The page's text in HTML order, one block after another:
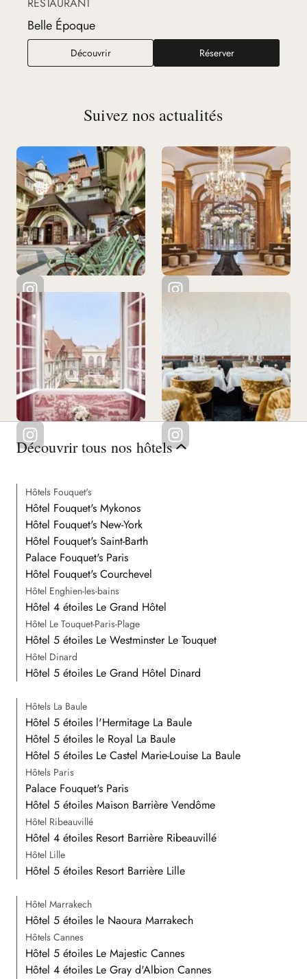
RESTAURANT
Belle Époque
DécouvrirBelle Époque Réserver
Suivez nos actualités
Découvrir tous nos hôtels
Hôtels Fouquet's
Hôtel Fouquet's Mykonos
Hôtel Fouquet's New-York
Hôtel Fouquet's Saint-Barth
Palace Fouquet's Paris
Hôtel Fouquet's Courchevel
Hôtel Enghien-les-bains
Hôtel 4 étoiles Le Grand Hôtel
Hôtel Le Touquet-Paris-Plage
Hôtel 5 étoiles Le Westminster Le Touquet
Hôtel Dinard
Hôtel 5 étoiles Le Grand Hôtel Dinard
Hôtels La Baule
Hôtel 5 étoiles l'Hermitage La Baule
Hôtel 5 étoiles le Royal La Baule
Hôtel 5 étoiles Le Castel Marie-Louise La Baule
Hôtels Paris
Palace Fouquet's Paris
Hôtel 5 étoiles Maison Barrière Vendôme
Hôtel Ribeauvillé
Hôtel 4 étoiles Resort Barrière Ribeauvillé
Hôtel Lille
Hôtel 5 étoiles Resort Barrière Lille
Hôtel Marrakech
Hôtel 5 étoiles le Naoura Marrakech
Hôtels Cannes
Hôtel 5 étoiles Le Majestic Cannes
Hôtel 4 étoiles Le Gray d'Albion Cannes